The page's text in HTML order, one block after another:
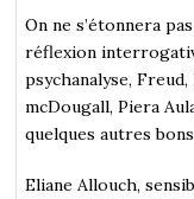
On ne s’étonnera
réflexion
psychanalyse,
mcDougall, Piera
quelques autres
Eliane Allouch,